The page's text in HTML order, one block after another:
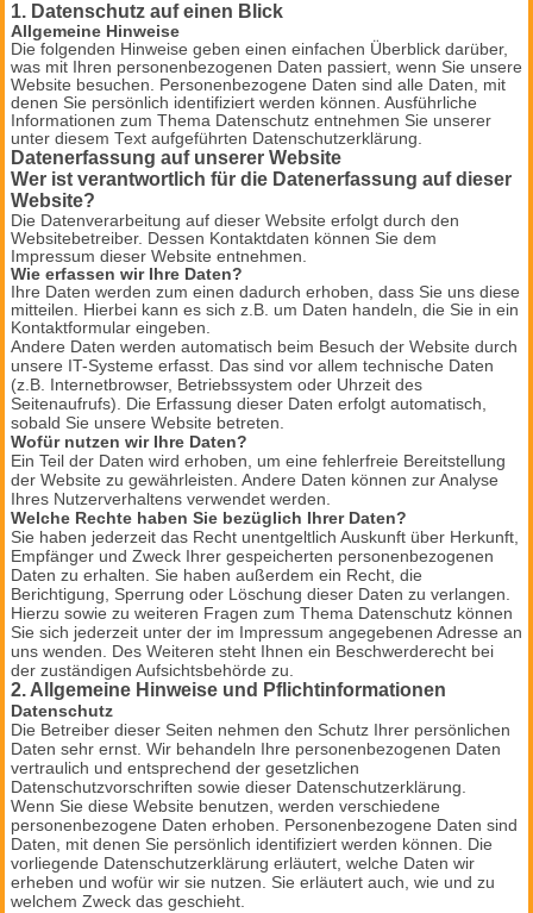
1. Datenschutz auf einen Blick
Allgemeine Hinweise
Die folgenden Hinweise geben einen einfachen Überblick darüber,
was mit Ihren personenbezogenen Daten passiert, wenn Sie unsere
Website besuchen. Personenbezogene Daten sind alle Daten, mit
denen Sie persönlich identifiziert werden können. Ausführliche
Informationen zum Thema Datenschutz entnehmen Sie unserer
unter diesem Text aufgeführten Datenschutzerklärung.
Datenerfassung auf unserer Website
Wer ist verantwortlich für die Datenerfassung auf dieser
Website?
Die Datenverarbeitung auf dieser Website erfolgt durch den
Websitebetreiber. Dessen Kontaktdaten können Sie dem
Impressum dieser Website entnehmen.
Wie erfassen wir Ihre Daten?
Ihre Daten werden zum einen dadurch erhoben, dass Sie uns diese
mitteilen. Hierbei kann es sich z.B. um Daten handeln, die Sie in ein
Kontaktformular eingeben.
Andere Daten werden automatisch beim Besuch der Website durch
unsere IT-Systeme erfasst. Das sind vor allem technische Daten
(z.B. Internetbrowser, Betriebssystem oder Uhrzeit des
Seitenaufrufs). Die Erfassung dieser Daten erfolgt automatisch,
sobald Sie unsere Website betreten.
Wofür nutzen wir Ihre Daten?
Ein Teil der Daten wird erhoben, um eine fehlerfreie Bereitstellung
der Website zu gewährleisten. Andere Daten können zur Analyse
Ihres Nutzerverhaltens verwendet werden.
Welche Rechte haben Sie bezüglich Ihrer Daten?
Sie haben jederzeit das Recht unentgeltlich Auskunft über Herkunft,
Empfänger und Zweck Ihrer gespeicherten personenbezogenen
Daten zu erhalten. Sie haben außerdem ein Recht, die
Berichtigung, Sperrung oder Löschung dieser Daten zu verlangen.
Hierzu sowie zu weiteren Fragen zum Thema Datenschutz können
Sie sich jederzeit unter der im Impressum angegebenen Adresse an
uns wenden. Des Weiteren steht Ihnen ein Beschwerderecht bei
der zuständigen Aufsichtsbehörde zu.
2. Allgemeine Hinweise und Pflichtinformationen
Datenschutz
Die Betreiber dieser Seiten nehmen den Schutz Ihrer persönlichen
Daten sehr ernst. Wir behandeln Ihre personenbezogenen Daten
vertraulich und entsprechend der gesetzlichen
Datenschutzvorschriften sowie dieser Datenschutzerklärung.
Wenn Sie diese Website benutzen, werden verschiedene
personenbezogene Daten erhoben. Personenbezogene Daten sind
Daten, mit denen Sie persönlich identifiziert werden können. Die
vorliegende Datenschutzerklärung erläutert, welche Daten wir
erheben und wofür wir sie nutzen. Sie erläutert auch, wie und zu
welchem Zweck das geschieht.